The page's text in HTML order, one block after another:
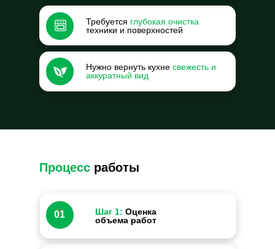
Нужно вернуть кухне свежесть и
аккуратный вид
Требуется глубокая очистка
техники и поверхностей
Процесс работы
Шаг 1: Оценка
объема работ
01